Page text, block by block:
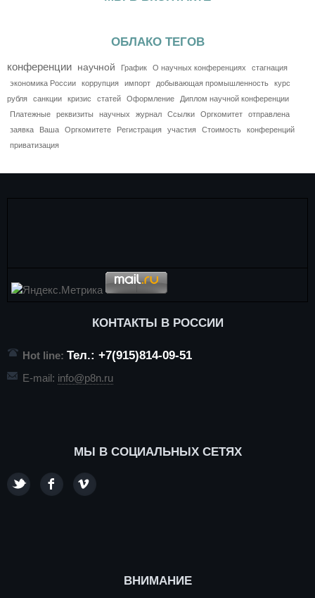
ОБЛАКО ТЕГОВ
конференции научной График О научных конференциях
стагнация
экономика России
коррупция импорт добывающая промышленность
курс
рубля
санкции кризис статей Оформление
Диплом научной конференции
Платежные
реквизиты научных журнал Ссылки Оргкомитет
отправлена
заявка
Ваша Оргкомитете Регистрация участия Стоимость
конференций
приватизация
КОНТАКТЫ В РОССИИ
Hot line: Тел.: +7(915)814-09-51
E-mail: info@p8n.ru
МЫ В СОЦИАЛЬНЫХ СЕТЯХ
ВНИМАНИЕ